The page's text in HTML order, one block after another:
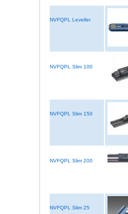
NVFQPL Leveller
NVFQPL Slim 100
NVFQPL Slim 150
NVFQPL Slim 200
NVFQPL Slim 25